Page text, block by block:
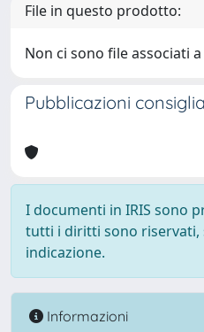
File in questo prodotto:
Non ci sono file associati
Pubblicazioni
I documenti in IRIS sono
tutti i diritti sono riservati,
indicazione.
Informazioni